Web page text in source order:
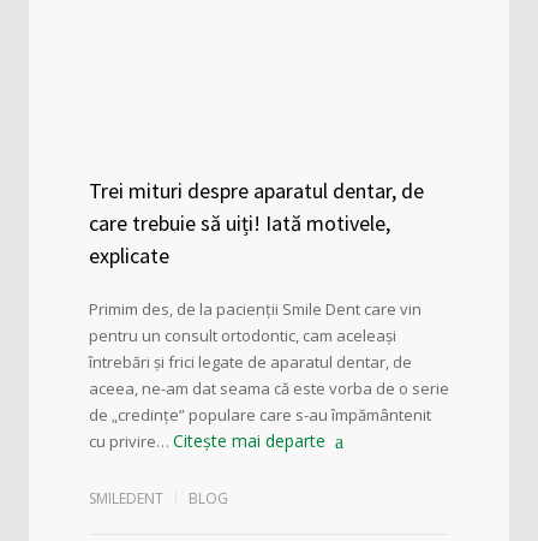
Trei mituri despre aparatul dentar, de
care trebuie să uiți! Iată motivele,
explicate
Primim des, de la pacienții Smile Dent care vin
pentru un consult ortodontic, cam aceleași
întrebări și frici legate de aparatul dentar, de
aceea, ne-am dat seama că este vorba de o serie
de „credințe” populare care s-au împământenit
cu privire… Citește mai departe
SMILEDENT BLOG